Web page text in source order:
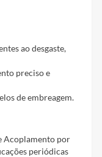
ao desgaste,
preciso e
de embreagem.
Acoplamento por
periódicas